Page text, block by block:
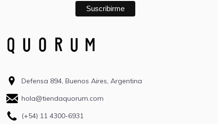
Defensa 894, Buenos Aires, Argentina
hola@tiendaquorum.com
(+54) 11 4300-6931